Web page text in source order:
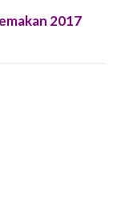
2017